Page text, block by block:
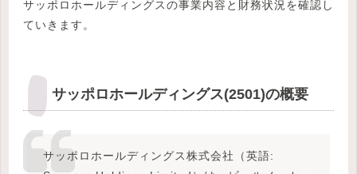
サッポロホールディングスの事業内容と財務状況を確認し
ていきます。
サッポロホールディングス(2501)の概要
サッポロホールディングス株式会社（英語: